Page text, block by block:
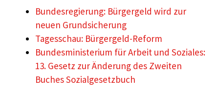
Bundesregierung: Bürgergeld wird zur
neuen Grundsicherung
Tagesschau: Bürgergeld-Reform
Bundesministerium für Arbeit und Soziales:
13. Gesetz zur Änderung des Zweiten
Buches Sozialgesetzbuch